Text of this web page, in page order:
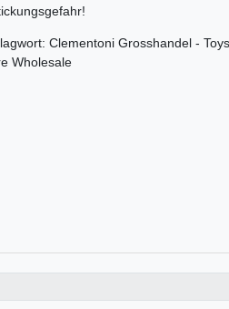
Clementoni Grosshandel -
Wholesale